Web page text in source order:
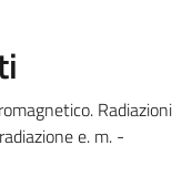
Radiazioni
e. m. -